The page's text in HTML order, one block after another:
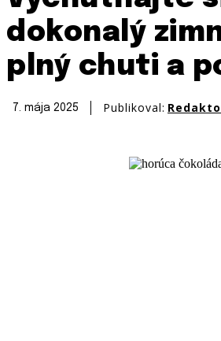
dokonalý
plný chuti a
7. mája 2025 Publikoval: